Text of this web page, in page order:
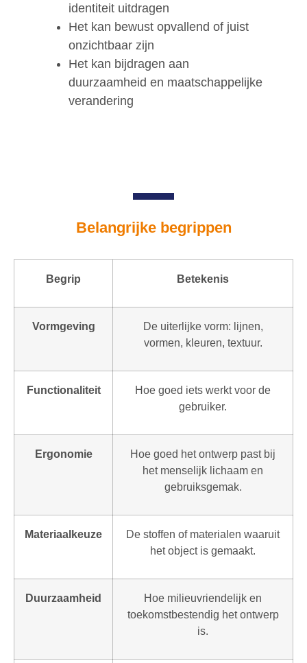
identiteit uitdragen
Het kan bewust opvallend of juist
onzichtbaar zijn
Het kan bijdragen aan
duurzaamheid en maatschappelijke
verandering
Belangrijke begrippen
Begrip Betekenis
Vormgeving
De uiterlijke vorm: lijnen,
vormen, kleuren, textuur.
Functionaliteit
Hoe goed iets werkt voor de
gebruiker.
Ergonomie
Hoe goed het ontwerp past bij
het menselijk lichaam en
gebruiksgemak.
Materiaalkeuze
De stoffen of materialen waaruit
het object is gemaakt.
Duurzaamheid
Hoe milieuvriendelijk en
toekomstbestendig het ontwerp
is.